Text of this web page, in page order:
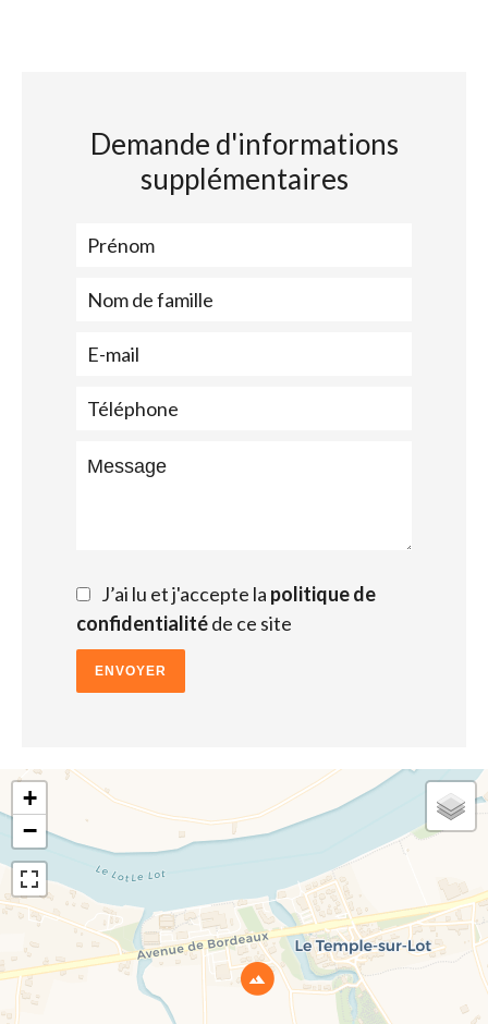
Demande d'informations
supplémentaires
J’ai lu et j'accepte la politique de
confidentialitéde ce site
ENVOYER
+
−